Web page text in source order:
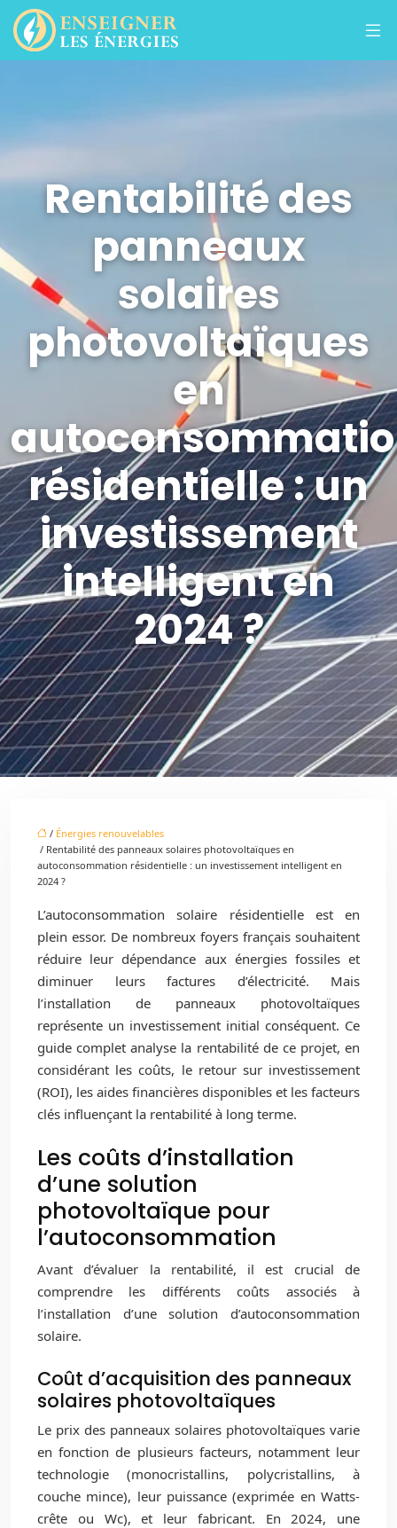
Rentabilité des
panneaux
solaires
photovoltaïques
en
résidentielle : un
investissement
intelligent en
2024 ?
/ Énergies renouvelables
/ Rentabilité des panneaux solaires photovoltaïques en
autoconsommation résidentielle : un investissement intelligent en
2024 ?
L’autoconsommation solaire résidentielle est en
plein essor. De nombreux foyers français souhaitent
réduire leur dépendance aux énergies fossiles et
diminuer leurs factures d’électricité. Mais
l’installation de panneaux photovoltaïques
représente un investissement initial conséquent. Ce
guide complet analyse la rentabilité de ce projet, en
considérant les coûts, le retour sur investissement
(ROI), les aides financières disponibles et les facteurs
clés influençant la rentabilité à long terme.
Les coûts d’installation
d’une solution
photovoltaïque pour
l’autoconsommation
Avant d’évaluer la rentabilité, il est crucial de
comprendre les différents coûts associés à
l’installation d’une solution d’autoconsommation
solaire.
Coût d’acquisition des panneaux
solaires photovoltaïques
Le prix des panneaux solaires photovoltaïques varie
en fonction de plusieurs facteurs, notamment leur
technologie (monocristallins, polycristallins, à
couche mince), leur puissance (exprimée en Watts-
crête ou Wc), et leur fabricant. En 2024, une